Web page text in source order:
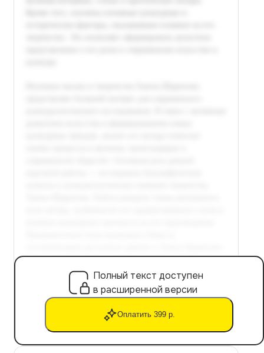
Полный текст доступен
в расширенной версии
Оплатить 399 р.